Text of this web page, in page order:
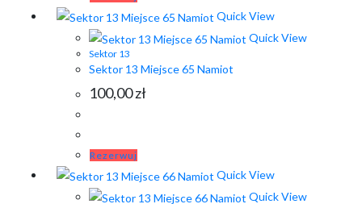
Quick View
Quick View
Sektor 13
Sektor 13 Miejsce 65 Namiot
100,00zł
Rezerwuj
Quick View
Quick View